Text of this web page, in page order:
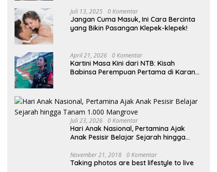
Juli 13, 2025 0 Komentar
Jangan Cuma Masuk, Ini Cara Bercinta
yang Bikin Pasangan Klepek-klepek!
April 21, 2026 0 Komentar
Kartini Masa Kini dari NTB: Kisah
Babinsa Perempuan Pertama di Karang
Juli 23, 2026 0 Komentar
Hari Anak Nasional, Pertamina Ajak
Anak Pesisir Belajar Sejarah hingga
November 21, 2018 0 Komentar
Taking photos are best lifestyle to live